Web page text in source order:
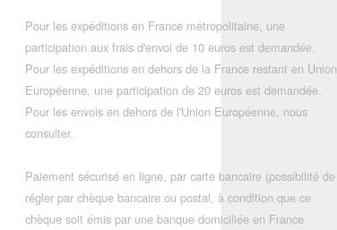
Pour les expéditions en France métropolitaine, une
participation aux frais d'envoi de 10 euros est demandée.
Pour les expéditions en dehors de la France restant en Union
Européenne, une participation de 20 euros est demandée.
Pour les envois en dehors de l'Union Européenne, nous
consulter.
Paiement sécurisé en ligne, par carte bancaire (possibilité de
régler par chèque bancaire ou postal, à condition que ce
chèque soit émis par une banque domiciliée en France